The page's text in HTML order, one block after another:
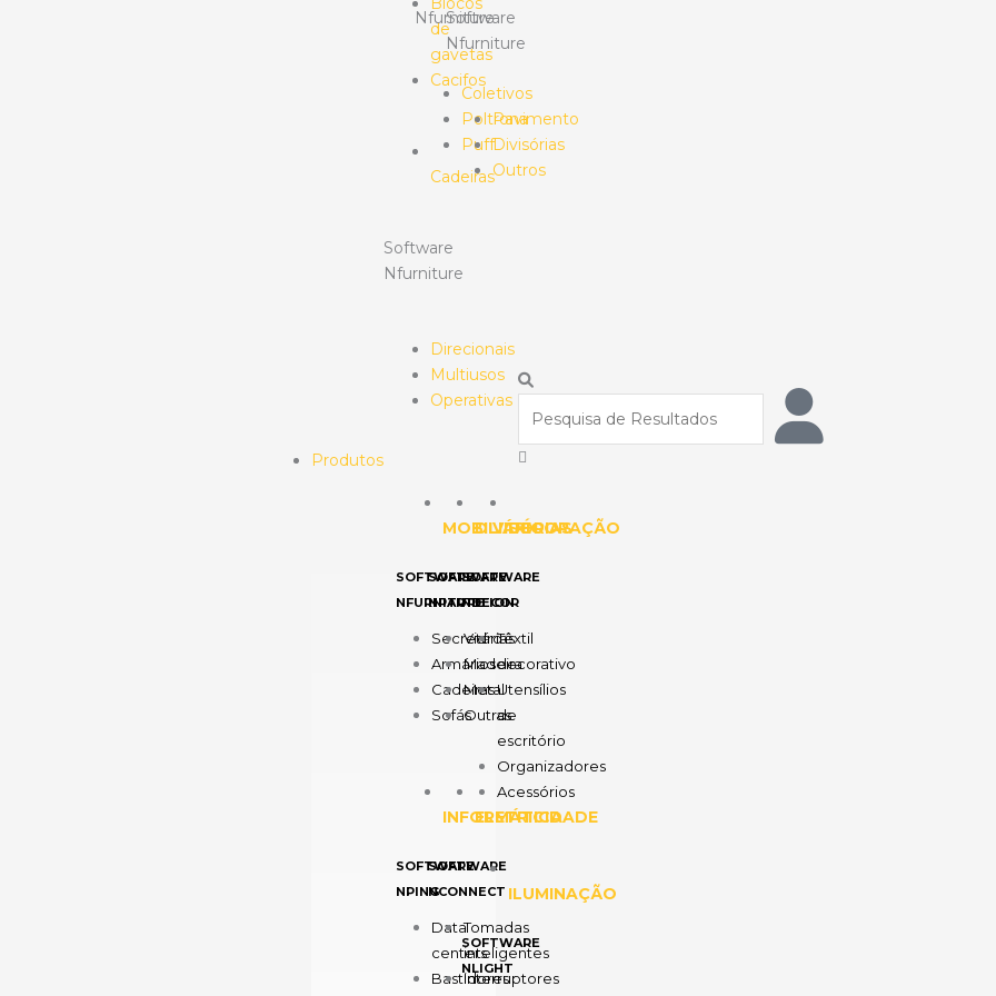
de
gavetas
Cacifos
Cadeiras
Software
Nfurniture
Direcionais
Multiusos
Operativas
Nfurniture
Coletivos
Poltrona
Puff
Software
Nfurniture
Pavimento
Divisórias
Outros
Produtos
MOBILIÁRIO
SOFTWARE
NFURNITURE
Secretárias
Armários
Cadeiras
Sofás
INFORMÁTICA
SOFTWARE
NPING
Data
centers
Bastidores
DIVISÓRIAS
SOFTWARE
NPARTITION
Vidro
Madeira
Metal
Outras
ELETRICIDADE
SOFTWARE
NCONNECT
Tomadas
inteligentes
Interruptores
DECORAÇÃO
SOFTWARE
NDECOR
Têxtil
decorativo
Utensílios
de
escritório
Organizadores
Acessórios
ILUMINAÇÃO
SOFTWARE
NLIGHT
Procurar